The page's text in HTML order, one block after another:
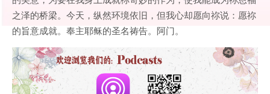
之泽的桥梁。今天，纵然环境依旧，但我心却愿向祢说：愿祢
的旨意成就。奉主耶稣的圣名祷告。阿门。